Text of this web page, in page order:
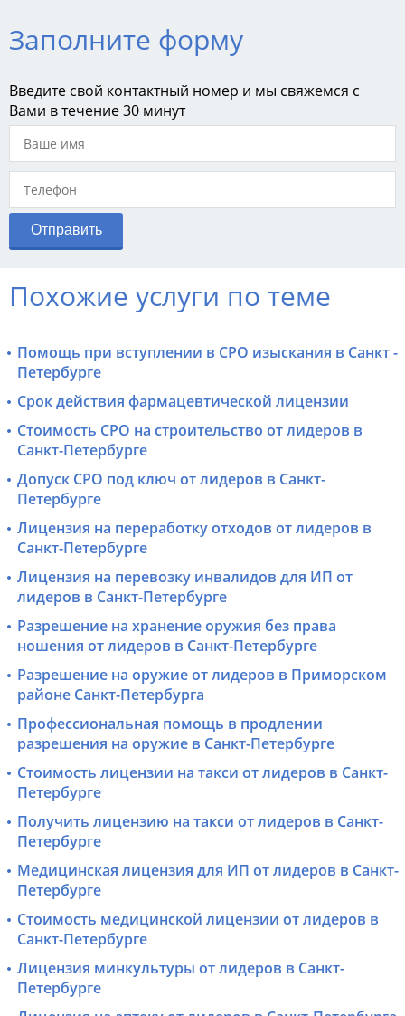
Заполните форму
Введите свой контактный номер и мы свяжемся с
Вами в течение 30 минут
Похожие услуги по теме
Помощь при вступлении в СРО изыскания в Санкт -
Петербурге
Срок действия фармацевтической лицензии
Стоимость СРО на строительство от лидеров в
Санкт-Петербурге
Допуск СРО под ключ от лидеров в Санкт-
Петербурге
Лицензия на переработку отходов от лидеров в
Санкт-Петербурге
Лицензия на перевозку инвалидов для ИП от
лидеров в Санкт-Петербурге
Разрешение на хранение оружия без права
ношения от лидеров в Санкт-Петербурге
Разрешение на оружие от лидеров в Приморском
районе Санкт-Петербурга
Профессиональная помощь в продлении
разрешения на оружие в Санкт-Петербурге
Стоимость лицензии на такси от лидеров в Санкт-
Петербурге
Получить лицензию на такси от лидеров в Санкт-
Петербурге
Медицинская лицензия для ИП от лидеров в Санкт-
Петербурге
Стоимость медицинской лицензии от лидеров в
Санкт-Петербурге
Лицензия минкультуры от лидеров в Санкт-
Петербурге